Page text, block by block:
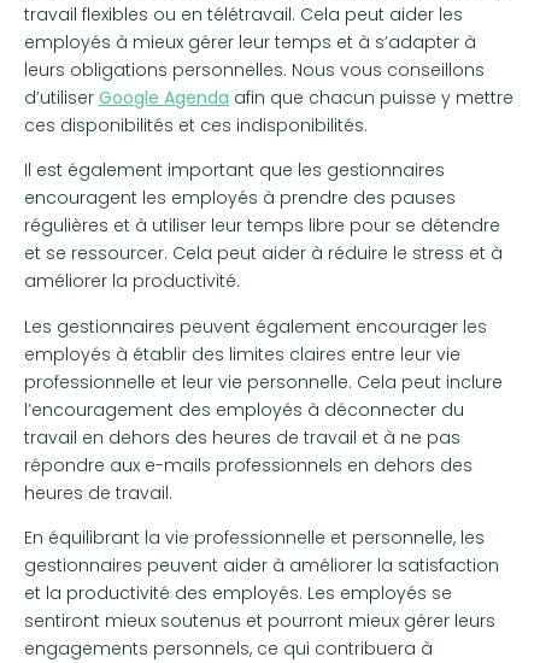
travail flexibles ou en télétravail. Cela peut aider les
employés à mieux gérer leur temps et à s’adapter à
leurs obligations personnelles. Nous vous conseillons
d’utiliser Google Agenda afin que chacun puisse y mettre
ces disponibilités et ces indisponibilités.
Il est également important que les gestionnaires
encouragent les employés à prendre des pauses
régulières et à utiliser leur temps libre pour se détendre
et se ressourcer. Cela peut aider à réduire le stress et à
améliorer la productivité.
Les gestionnaires peuvent également encourager les
employés à établir des limites claires entre leur vie
professionnelle et leur vie personnelle. Cela peut inclure
l’encouragement des employés à déconnecter du
travail en dehors des heures de travail et à ne pas
répondre aux e-mails professionnels en dehors des
heures de travail.
En équilibrant la vie professionnelle et personnelle, les
gestionnaires peuvent aider à améliorer la satisfaction
et la productivité des employés. Les employés se
sentiront mieux soutenus et pourront mieux gérer leurs
engagements personnels, ce qui contribuera à